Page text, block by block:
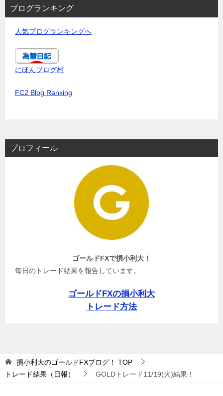
ブログランキング
人気ブログランキングへ
にほんブログ村
FC2 Blog Ranking
プロフィール
ゴールドFXで損小利大！
毎日のトレード結果を報告しています。
ゴールドFXの損小利大
トレード方法
損小利大のゴールドFXブログ！
TOP
トレード結果（日報）
GOLDトレード11/19(火)結果！